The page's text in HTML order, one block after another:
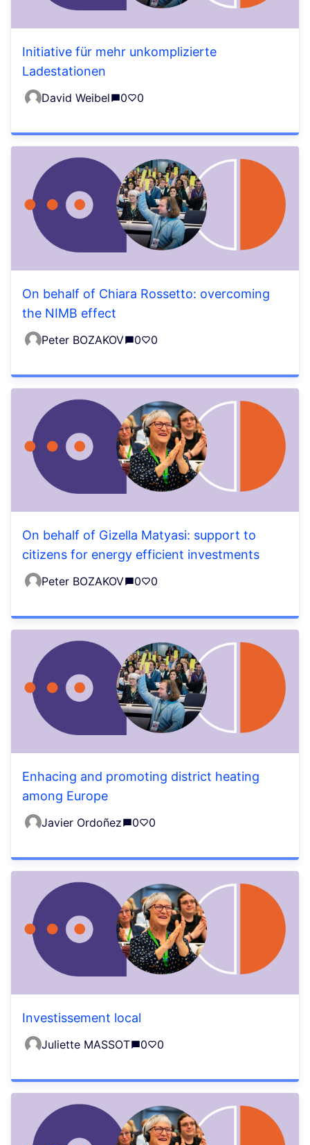
Initiative für mehr unkomplizierte
Ladestationen
David Weibel 0 0
On behalf of Chiara Rossetto: overcoming
the NIMB effect
Peter BOZAKOV 0 0
On behalf of Gizella Matyasi: support to
citizens for energy efficient investments
Peter BOZAKOV 0 0
Enhacing and promoting district heating
among Europe
Javier Ordoñez 0 0
Investissement local
Juliette MASSOT 0 0